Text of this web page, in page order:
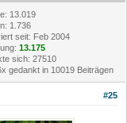
13.019
1.736
seit: Feb 2004
13.175
sich: 27510
gedankt in 10019 Beiträgen
#25